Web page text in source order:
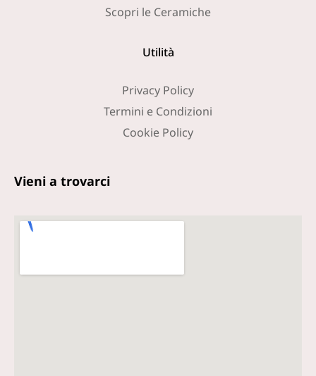
Scopri le Ceramiche
Utilità
Privacy Policy
Termini e Condizioni
Cookie Policy
Vieni a trovarci